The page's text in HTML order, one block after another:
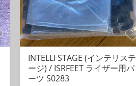
INTELLI STAGE (インテリステ
ージ) / ISRFEET ライザー用パ
ーツ S0283